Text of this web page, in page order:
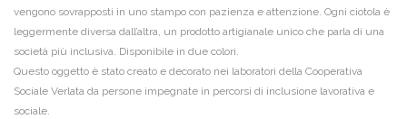
vengono sovrapposti in uno stampo con pazienza e attenzione. Ogni ciotola è
leggermente diversa dall’altra, un prodotto artigianale unico che parla di una
società più inclusiva. Disponibile in due colori.
Questo oggetto è stato creato e decorato nei laboratori della Cooperativa
Sociale Verlata da persone impegnate in percorsi di inclusione lavorativa e
sociale.